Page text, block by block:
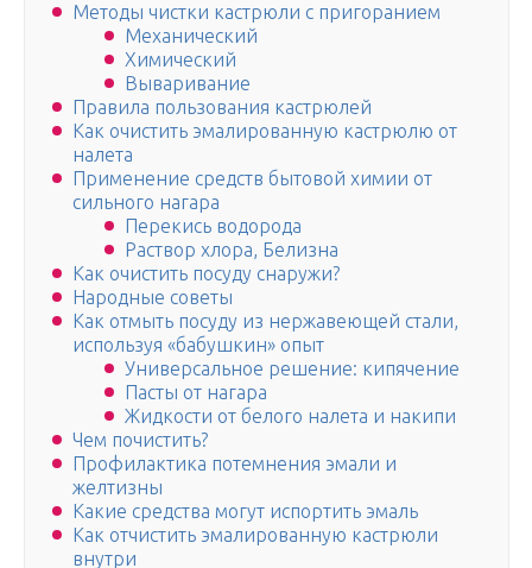
Методы чистки кастрюли с пригоранием
Механический
Химический
Вываривание
Правила пользования кастрюлей
Как очистить эмалированную кастрюлю от
налета
Применение средств бытовой химии от
сильного нагара
Перекись водорода
Раствор хлора, Белизна
Как очистить посуду снаружи?
Народные советы
Как отмыть посуду из нержавеющей стали,
используя «бабушкин» опыт
Универсальное решение: кипячение
Пасты от нагара
Жидкости от белого налета и накипи
Чем почистить?
Профилактика потемнения эмали и
желтизны
Какие средства могут испортить эмаль
Как отчистить эмалированную кастрюли
внутри